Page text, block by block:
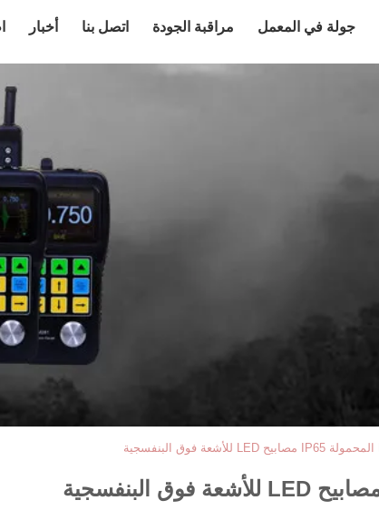
جولة في المعمل مراقبة الجودة اتصل بنا أخبار